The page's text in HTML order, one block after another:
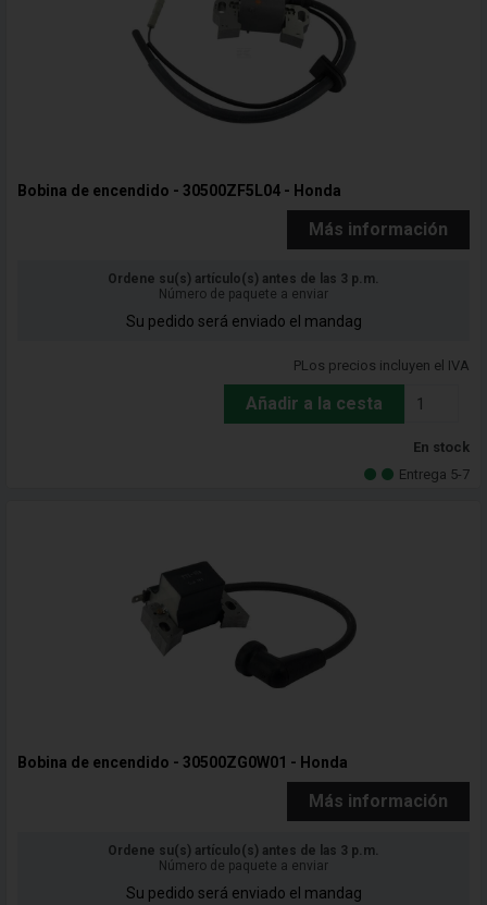
Bobina de encendido - 30500ZF5L04 - Honda
Más información
Ordene su(s) artículo(s) antes de las 3 p.m.
Número de paquete a enviar
Su pedido será enviado el mandag
PLos precios incluyen el IVA
Añadir a la cesta
En stock
Entrega 5-7
Bobina de encendido - 30500ZG0W01 - Honda
Más información
Ordene su(s) artículo(s) antes de las 3 p.m.
Número de paquete a enviar
Su pedido será enviado el mandag